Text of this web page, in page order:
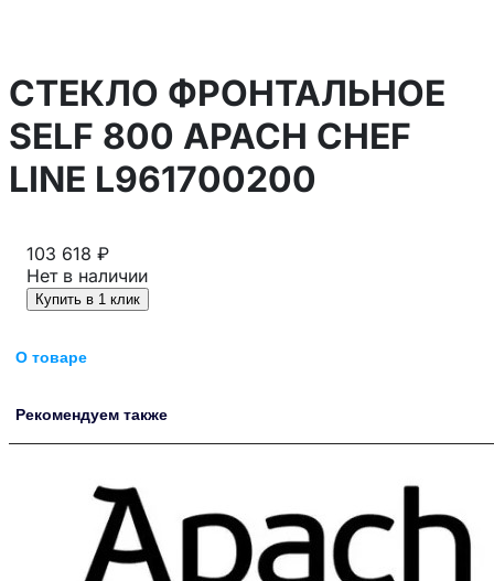
СТЕКЛО ФРОНТАЛЬНОЕ
SELF 800 APACH CHEF
LINE L961700200
103 618 ₽
Нет в наличии
Купить в 1 клик
О товаре
Рекомендуем также